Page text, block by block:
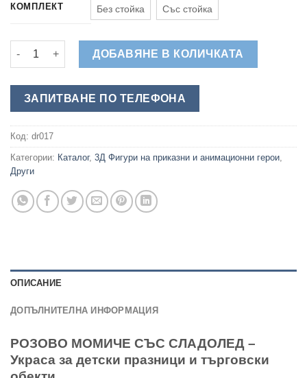
КОМПЛЕКТ Без стойка Със стойка
количество за Ягодов Сладкиш - Обемна Фигура за
ДОБАВЯНЕ В КОЛИЧКАТА
ЗАПИТВАНЕ ПО ТЕЛЕФОНА
Код: dr017
Категории: Каталог, 3Д Фигури на приказни и анимационни герои
Други
ОПИСАНИЕ
ДОПЪЛНИТЕЛНА ИНФОРМАЦИЯ
РОЗОВО МОМИЧЕ СЪС СЛАДОЛЕД –
Украса за детски празници и търговски